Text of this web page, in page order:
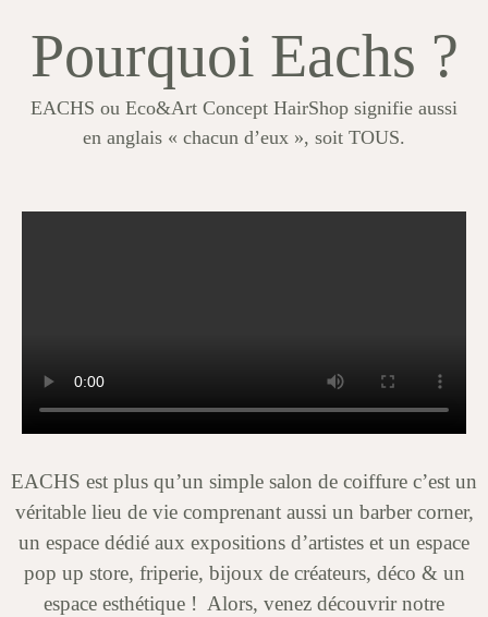
Pourquoi Eachs ?
EACHS ou Eco&Art Concept HairShop signifie aussi
en anglais « chacun d’eux », soit TOUS.
EACHS est plus qu’un simple salon de coiffure c’est un
véritable lieu de vie comprenant aussi un barber corner,
un espace dédié aux expositions d’artistes et un espace
pop up store, friperie, bijoux de créateurs, déco & un
espace esthétique ! Alors, venez découvrir notre